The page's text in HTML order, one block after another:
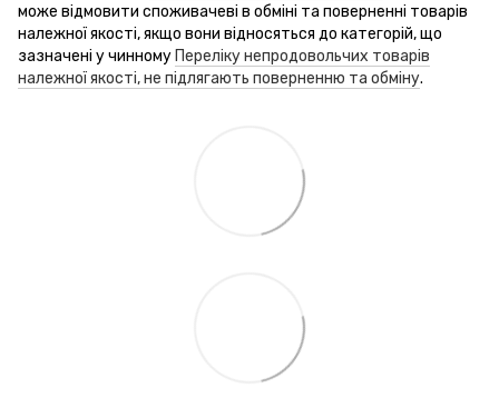
може відмовити споживачеві в обміні та поверненні товарів
належної якості, якщо вони відносяться до категорій, що
зазначені у чинному Переліку непродовольчих товарів
належної якості, не підлягають поверненню та обміну.